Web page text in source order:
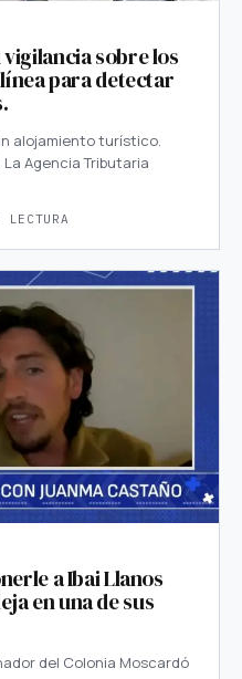
sobre los
para detectar
alojamiento turístico.
Agencia Tributaria
a Ibai Llanos
en una de sus
del Colonia Moscardó